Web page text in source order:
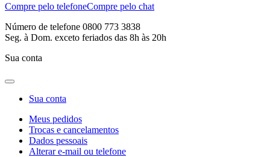
Compre pelo telefoneCompre pelo chat
Número de telefone 0800 773 3838
Seg. à Dom. exceto feriados das 8h às 20h
Sua conta
Sua conta
Meus pedidos
Trocas e cancelamentos
Dados pessoais
Alterar e-mail ou telefone